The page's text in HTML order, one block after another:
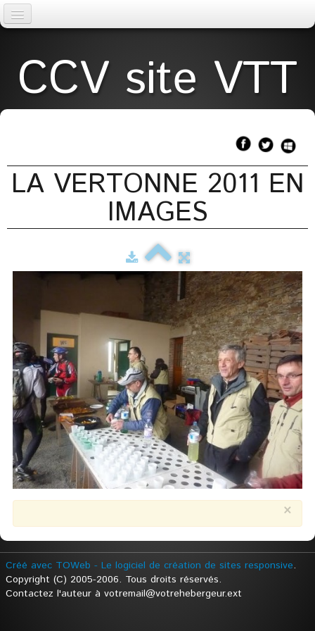
AGENDA
La Vertonne
Météo
Liens
licences
Page 2
CCV site VTT
LA VERTONNE 2011 EN
IMAGES
×
Créé avec TOWeb - Le logiciel de création de sites responsive.
Copyright (C) 2005-2006. Tous droits réservés.
Contactez l'auteur à votremail@votrehebergeur.ext